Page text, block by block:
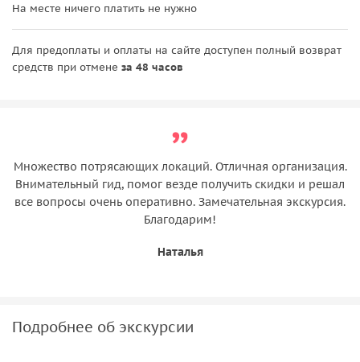
На месте ничего платить не нужно
Для предоплаты и оплаты на сайте доступен полный возврат
средств при отмене за 48 часов
Множество потрясающих локаций. Отличная организация.
Внимательный гид, помог везде получить скидки и решал
все вопросы очень оперативно. Замечательная экскурсия.
Благодарим!
Наталья
Подробнее об экскурсии